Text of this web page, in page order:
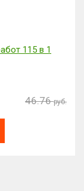
115 в 1
46.76 руб.